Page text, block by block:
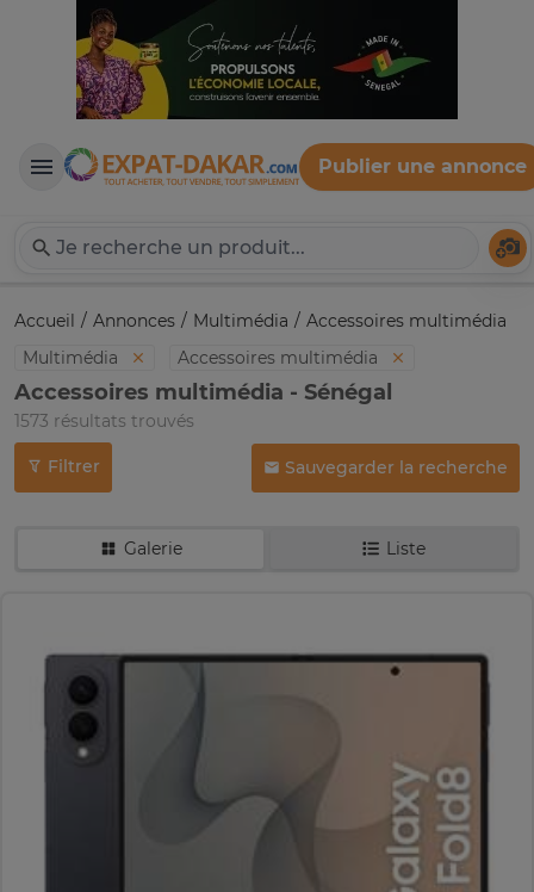
Expat-Dakar
Publier une annonce
Accueil Annonces Multimédia
Accessoires multimédia
Multimédia
Accessoires multimédia
Accessoires multimédia - Sénégal
1573 résultats trouvés
Filtrer Sauvegarder la recherche
Galerie Liste